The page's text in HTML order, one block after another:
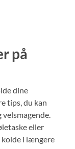
på
dine
tips, du kan
eller
kolde i længere